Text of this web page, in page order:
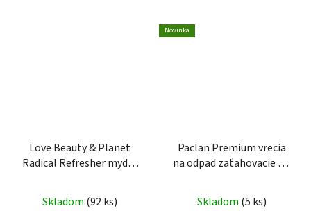
Love Beauty & Planet
Radical Refresher mydlo
Skladom (92 ks)
Novinka
Paclan Premium vrecia
na odpad zaťahovacie uši
Skladom (5 ks)